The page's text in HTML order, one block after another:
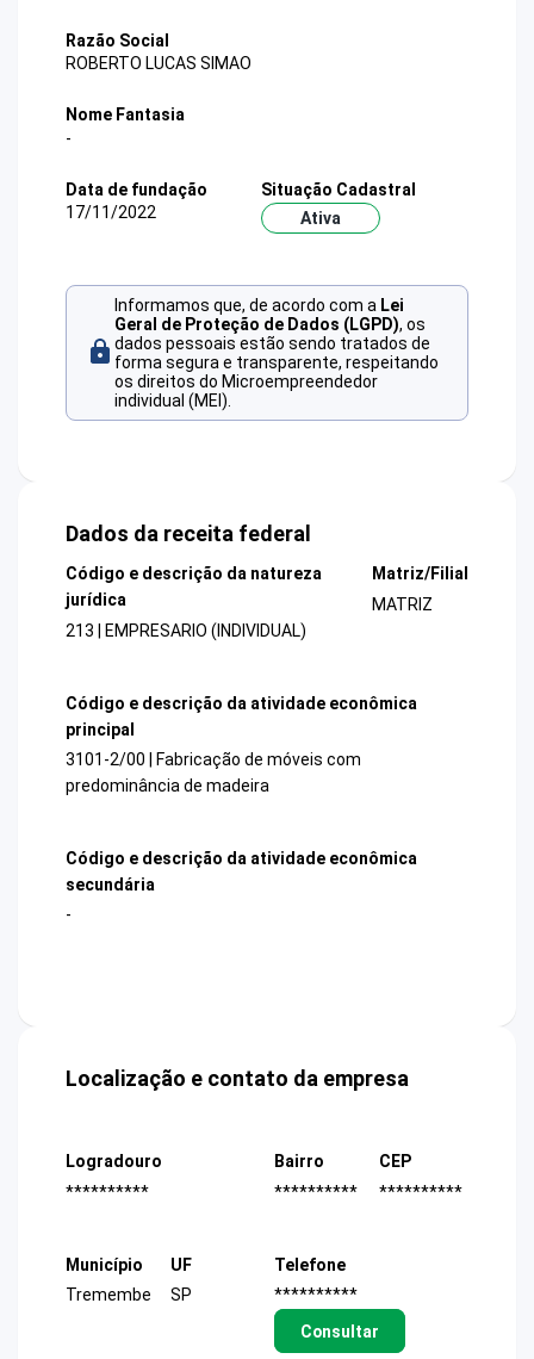
Razão Social
ROBERTO LUCAS SIMAO
Nome Fantasia
-
Data de fundação
17/11/2022
Situação Cadastral
Ativa
Informamos que, de acordo com a Lei
Geral de Proteção de Dados (LGPD), os
dados pessoais estão sendo tratados de
forma segura e transparente, respeitando
os direitos do Microempreendedor
individual (MEI).
Dados da receita federal
Código e descrição da natureza
jurídica
213 | EMPRESARIO (INDIVIDUAL)
Matriz/Filial
MATRIZ
Código e descrição da atividade econômica
principal
3101-2/00 | Fabricação de móveis com
predominância de madeira
Código e descrição da atividade econômica
secundária
-
Localização e contato da empresa
Logradouro
**********
Bairro
**********
CEP
**********
Município
Tremembe
UF
SP
Telefone
**********
Consultar